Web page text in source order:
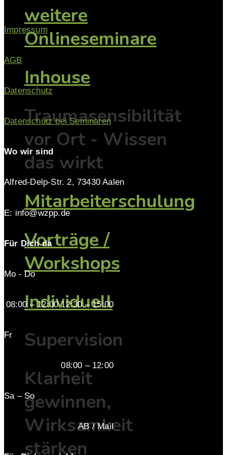
weitere
Onlineseminare
Inhouse
Traumasensibilität
vor Ort - Wissen
das wirkt
Mitarbeiterschulung
Vorträge /
Workshops
Individuell
Supervision
Klarheit
gewinnen,
Wirksamkeit
stärken
Impressum
AGB
Datenschutz
Datenschutz bei Seminaren
Wo wir sind
Alfred-Delp-Str. 2, 73430 Aalen
E: info@wzpp.de
Für Dich da
Mo - Do
08:00 – 12:00 12:30 – 15:00
Fr
08:00 – 12:00
Sa – So
AB / Mail